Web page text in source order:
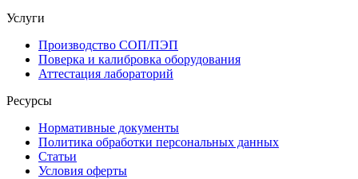
Услуги
Производство СОП/ПЭП
Поверка и калибровка оборудования
Аттестация лабораторий
Ресурсы
Нормативные документы
Политика обработки персональных данных
Статьи
Условия оферты